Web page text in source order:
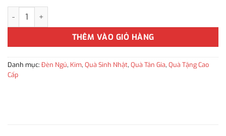
Đèn ngủ để bàn cao cấp DNDB 006 phong cách Bắc - Âu làm
THÊM VÀO GIỎ HÀNG
Danh mục: Đèn Ngủ, Kim, Quà Sinh Nhật, Quà Tân Gia, Quà Tặng Cao
Cấp